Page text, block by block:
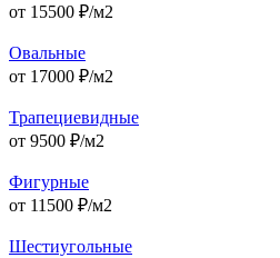
от 15500 ₽/м2
Овальные
от 17000 ₽/м2
Трапециевидные
от 9500 ₽/м2
Фигурные
от 11500 ₽/м2
Шестиугольные